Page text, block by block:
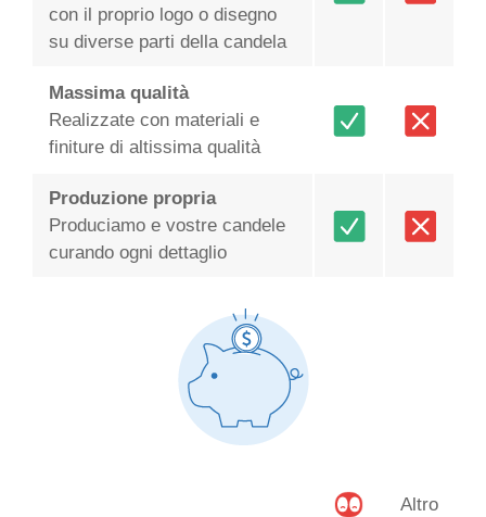
con il proprio logo o disegno
su diverse parti della candela
Massima qualità
Realizzate con materiali e
finiture di altissima qualità
Produzione propria
Produciamo e vostre candele
curando ogni dettaglio
Altro